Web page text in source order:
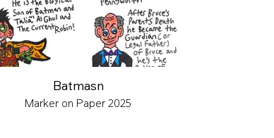
Batmasn
Marker on Paper 2025